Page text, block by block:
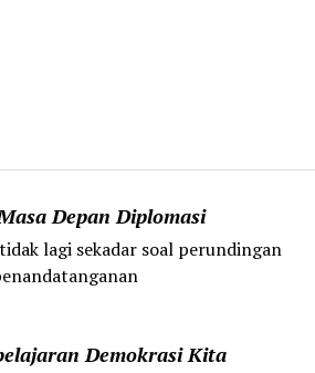
Depan Diplomasi
lagi sekadar soal perundingan
Demokrasi Kita